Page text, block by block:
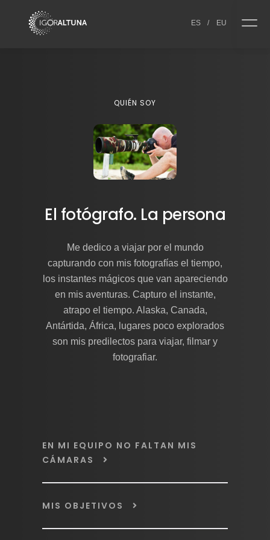
ES / EU
QUIÉN SOY
El fotógrafo. La persona
Me dedico a viajar por el mundo
capturando con mis fotografías el tiempo,
los instantes mágicos que van apareciendo
en mis aventuras. Capturo el instante,
atrapo el tiempo. Alaska, Canada,
Antártida, África, lugares poco explorados
son mis predilectos para viajar, filmar y
fotografiar.
EN MI EQUIPO NO FALTAN MIS
CÁMARAS
MIS OBJETIVOS